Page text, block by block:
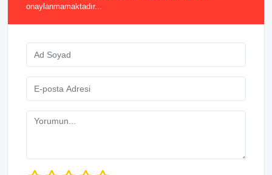
onaylanmamaktadır...